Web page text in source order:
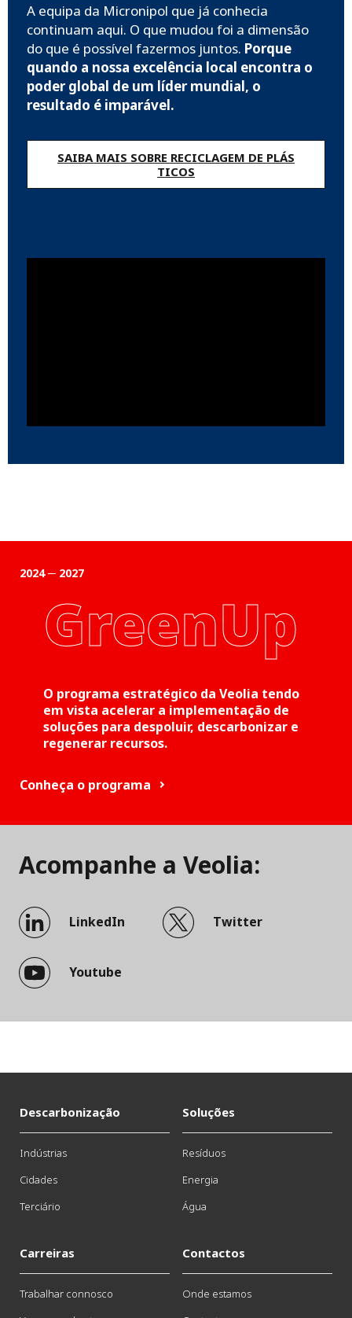
A equipa da Micronipol que já conhecia
continuam aqui. O que mudou foi a dimensão
do que é possível fazermos juntos. Porque
quando a nossa excelência local encontra o
poder global de um líder mundial, o
resultado é imparável.
SAIBA MAIS SOBRE RECICLAGEM DE PLÁS
TICOS
2024 ─ 2027
GreenUp
O programa estratégico da Veolia tendo
em vista acelerar a implementação de
soluções para despoluir, descarbonizar e
regenerar recursos.
Conheça o programa
Acompanhe a Veolia:
LinkedIn Twitter
Youtube
Descarbonização
Indústrias
Cidades
Terciário
Soluções
Resíduos
Energia
Água
Carreiras
Trabalhar connosco
Contactos
Onde estamos